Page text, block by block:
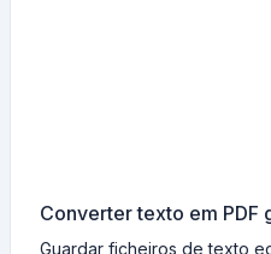
Converter texto em PDF
Guardar ficheiros de texto